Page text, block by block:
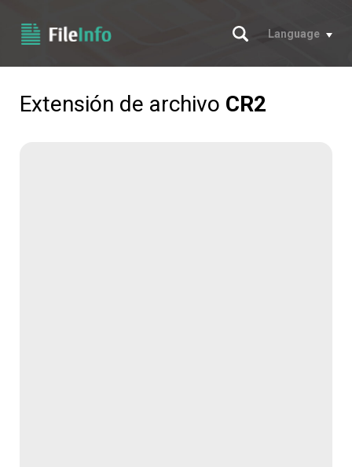
Buscar
Language
Extensión de archivo CR2